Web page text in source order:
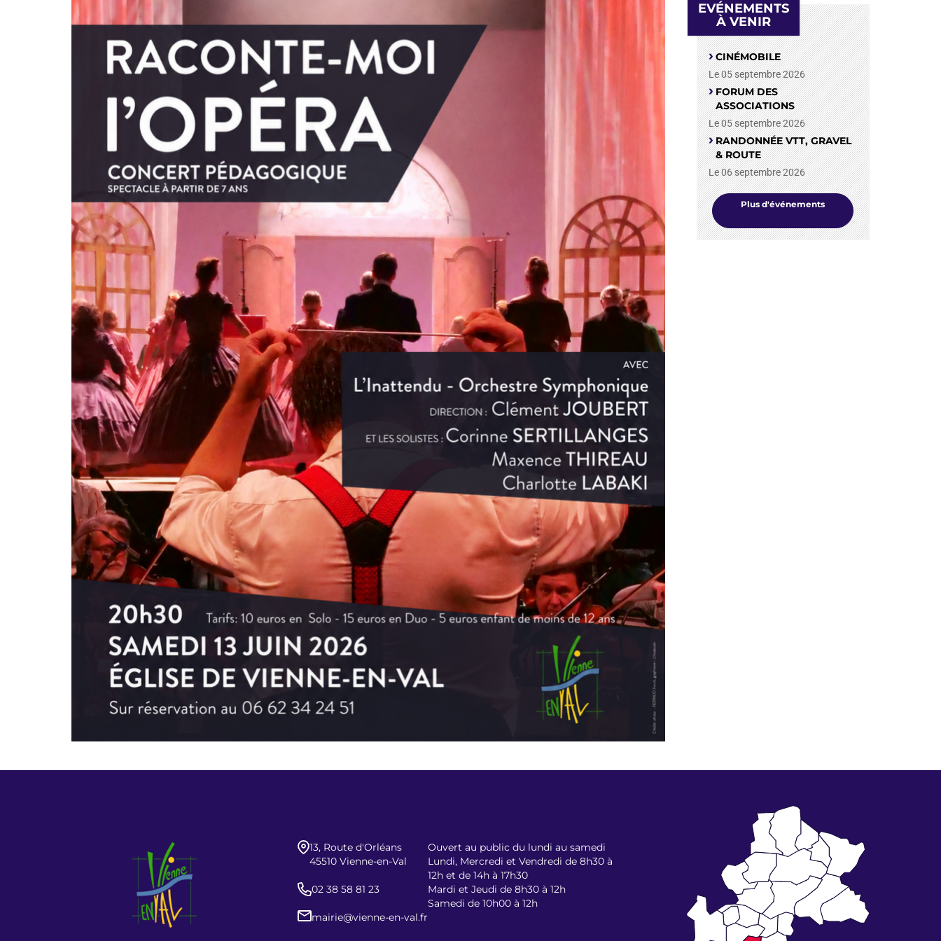
EVÉNEMENTS
À VENIR
CINÉMOBILE
Le 05 septembre 2026
FORUM DES
ASSOCIATIONS
Le 05 septembre 2026
RANDONNÉE VTT, GRAVEL
& ROUTE
Le 06 septembre 2026
Plus d'événements
13, Route d'Orléans
45510 Vienne-en-Val
02 38 58 81 23
mairie@vienne-en-val.fr
Ouvert au public du lundi au samedi
Lundi, Mercredi et Vendredi de 8h30 à
12h et de 14h à 17h30
Mardi et Jeudi de 8h30 à 12h
Samedi de 10h00 à 12h